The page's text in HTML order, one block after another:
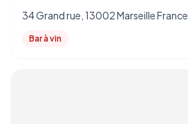
34 Grand rue, 13002 Marseille France
Bar à vin